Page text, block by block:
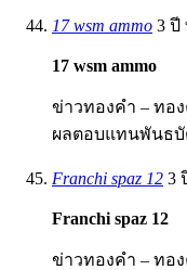
17 wsm ammo 3 ปี
17 wsm ammo
ข่าวทองคำ – ทอ
ผลตอบแทนพันธ
Franchi spaz 12 3
Franchi spaz 12
ข่าวทองคำ – ทอ